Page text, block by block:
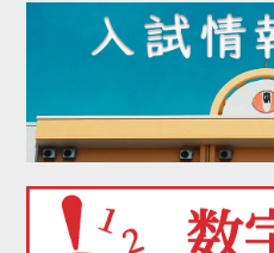
2022年02月
2022年01月
2021年11月
2021年10月
2021年09月
2021年08月